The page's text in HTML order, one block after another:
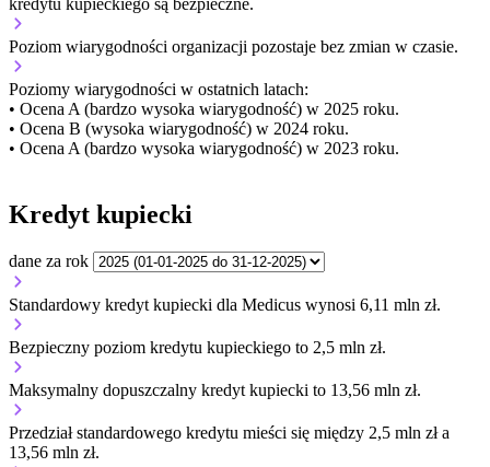
kredytu kupieckiego są bezpieczne.
Poziom wiarygodności organizacji pozostaje bez zmian w czasie.
Poziomy wiarygodności w ostatnich latach:
• Ocena A (bardzo wysoka wiarygodność) w 2025 roku.
• Ocena B (wysoka wiarygodność) w 2024 roku.
• Ocena A (bardzo wysoka wiarygodność) w 2023 roku.
Kredyt kupiecki
dane za rok
Standardowy kredyt kupiecki dla Medicus wynosi 6,11 mln zł.
Bezpieczny poziom kredytu kupieckiego to 2,5 mln zł.
Maksymalny dopuszczalny kredyt kupiecki to 13,56 mln zł.
Przedział standardowego kredytu mieści się między 2,5 mln zł a
13,56 mln zł.